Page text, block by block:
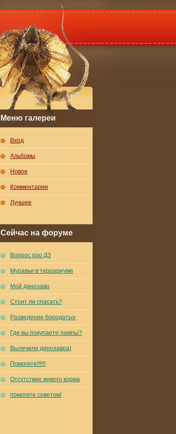
Меню галереи
Вход
Альбомы
Новое
Комментарии
Лучшее
Сейчас на форуме
Вопрос про Д3
Муравьи в террариуме
Мой динозавр
Стоит ли спасать?
Разведение бородатых
Где вы покупаете лампы?
Вылечили динозавра)
Помогите!!!!!!
Отсутствие живого корма
помогите советом!